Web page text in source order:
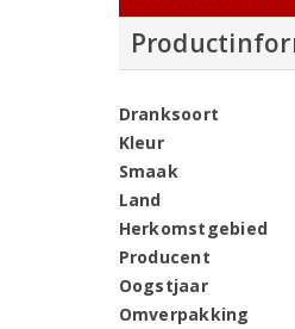
Dranksoort
Kleur
Smaak
Land
Herkomstgebied
Producent
Oogstjaar
Omverpakking